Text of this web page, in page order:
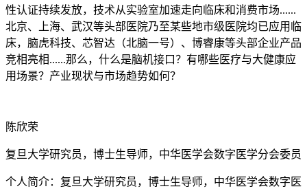
性认证持续发放，技术从实验室加速走向临床和消费市场......
北京、上海、武汉等头部医院乃至某些地市级医院均已应用临
床，脑虎科技、芯智达（北脑一号）、博睿康等头部企业产品
竞相亮相......那么，什么是脑机接口？有哪些医疗与大健康应
用场景？产业现状与市场趋势如何？
陈欣荣
复旦大学研究员，博士生导师，中华医学会数字医学分会委员
个人简介：复旦大学研究员，博士生导师，中华医学会数字医